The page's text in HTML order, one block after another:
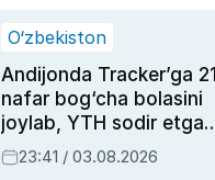
O‘zbekiston
Andijonda Tracker’ga 21
nafar bog‘cha bolasini
joylab, YTH sodir etgan
ayolga sud hukmi o‘qildi
23:41 / 03.08.2026